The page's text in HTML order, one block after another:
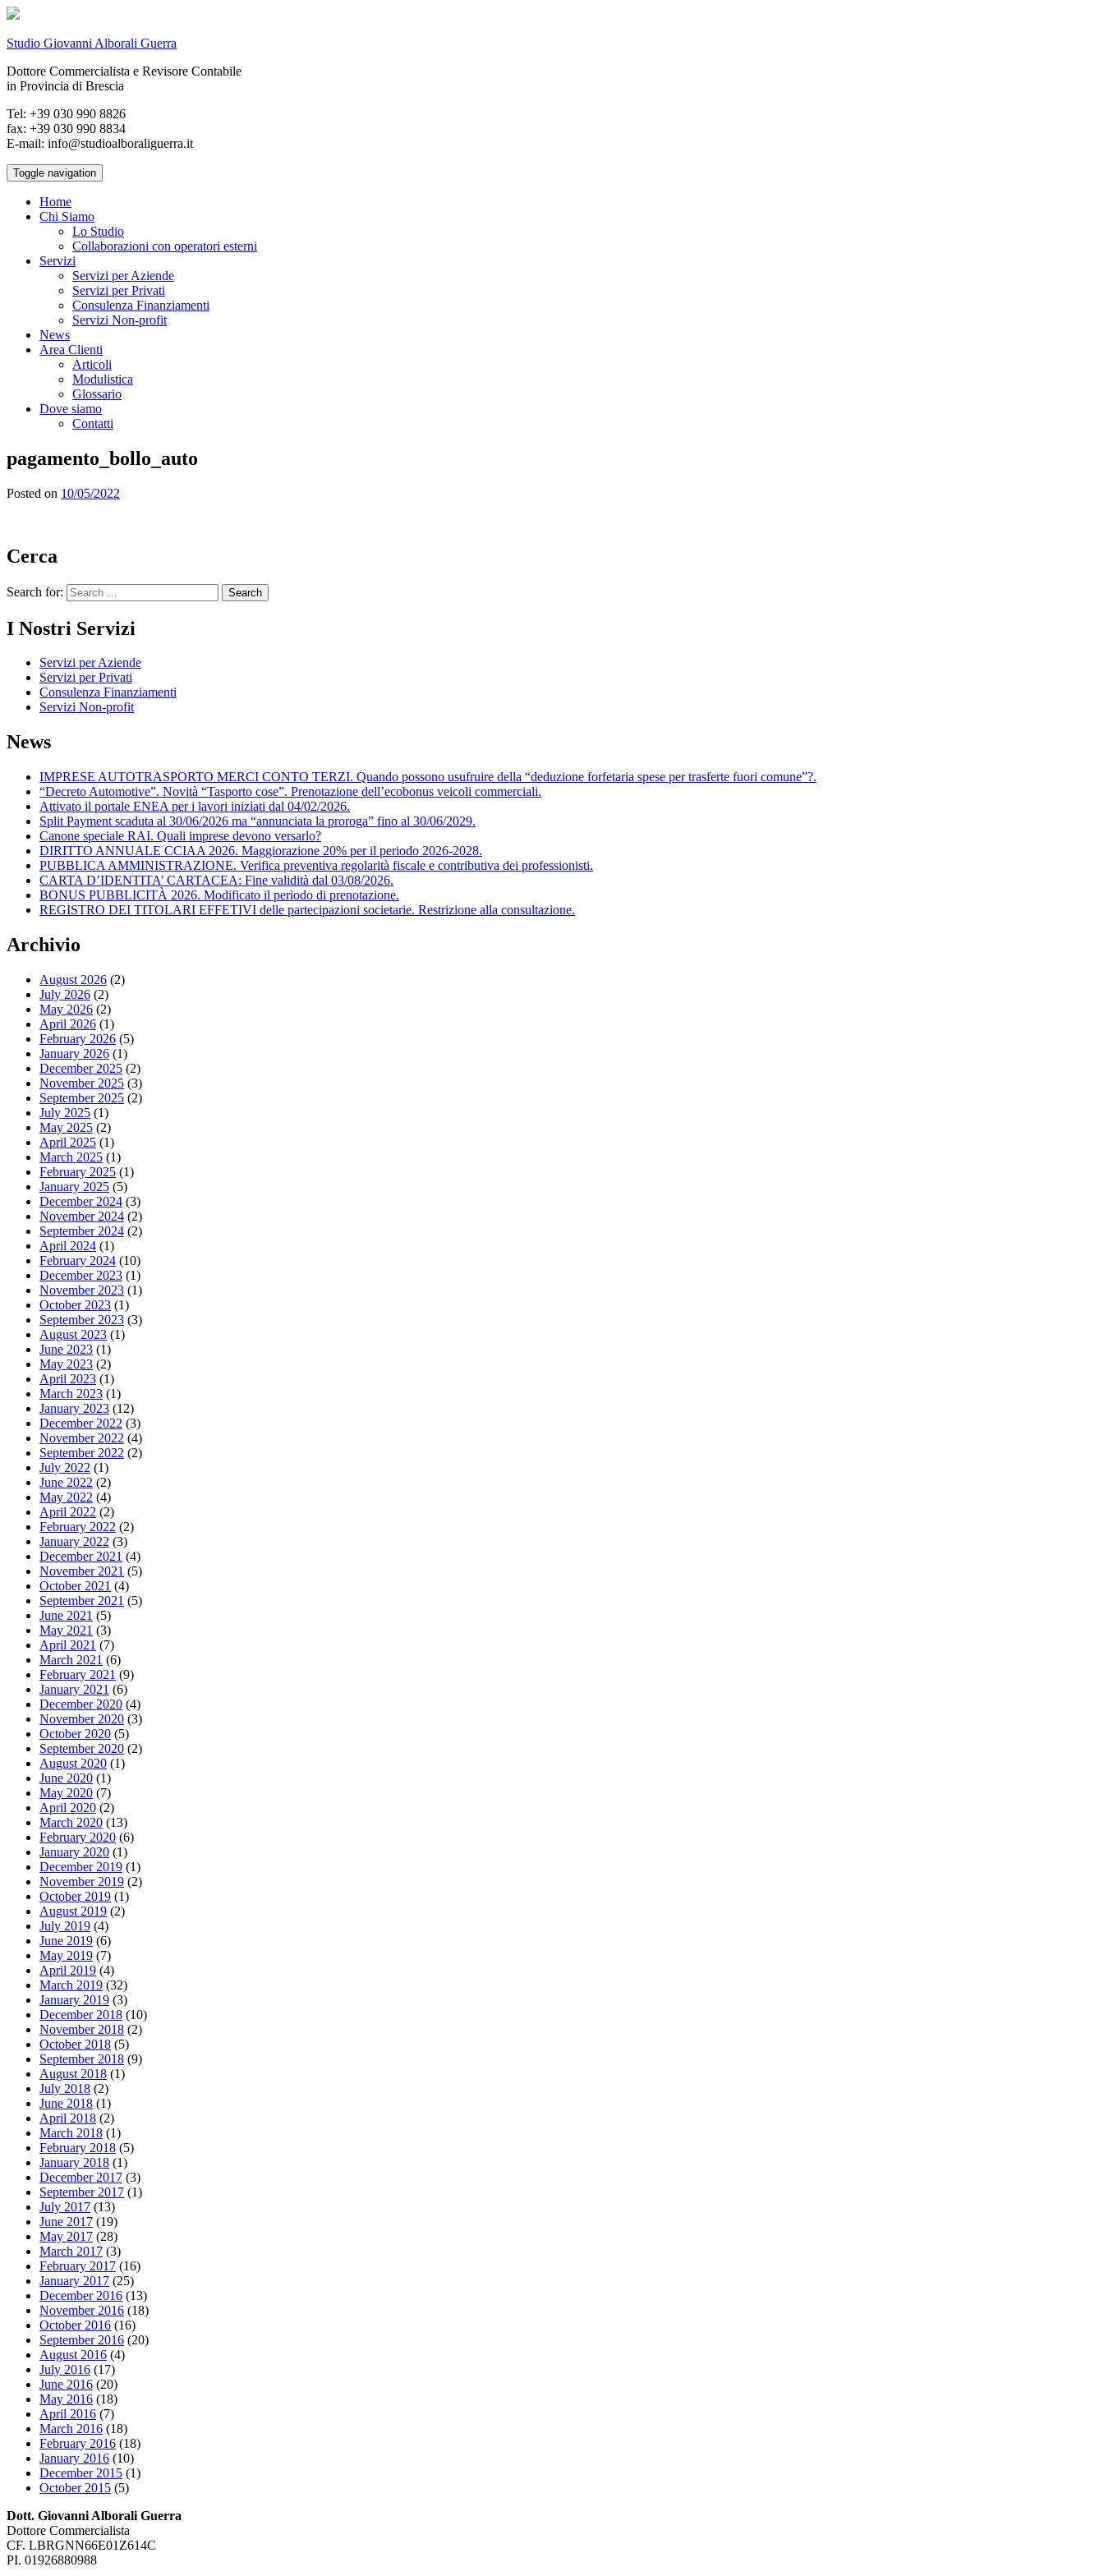
Studio Giovanni Alborali Guerra
Dottore Commercialista e Revisore Contabile
in Provincia di Brescia
Tel: +39 030 990 8826
fax: +39 030 990 8834
E-mail: info@studioalboraliguerra.it
Toggle navigation
Home
Chi Siamo
Lo Studio
Collaborazioni con operatori esterni
Servizi
Servizi per Aziende
Servizi per Privati
Consulenza Finanziamenti
Servizi Non-profit
News
Area Clienti
Articoli
Modulistica
Glossario
Dove siamo
Contatti
pagamento_bollo_auto
Posted on 10/05/2022
Cerca
Search for:
I Nostri Servizi
Servizi per Aziende
Servizi per Privati
Consulenza Finanziamenti
Servizi Non-profit
News
IMPRESE AUTOTRASPORTO MERCI CONTO TERZI. Quando possono usufruire della “deduzione forfetaria spese per trasferte fuori comune”?.
“Decreto Automotive”. Novità “Tasporto cose”. Prenotazione dell’ecobonus veicoli commerciali.
Attivato il portale ENEA per i lavori iniziati dal 04/02/2026.
Split Payment scaduta al 30/06/2026 ma “annunciata la proroga” fino al 30/06/2029.
Canone speciale RAI. Quali imprese devono versarlo?
DIRITTO ANNUALE CCIAA 2026. Maggiorazione 20% per il periodo 2026-2028.
PUBBLICA AMMINISTRAZIONE. Verifica preventiva regolarità fiscale e contributiva dei professionisti.
CARTA D’IDENTITA’ CARTACEA: Fine validità dal 03/08/2026.
BONUS PUBBLICITÀ 2026. Modificato il periodo di prenotazione.
REGISTRO DEI TITOLARI EFFETIVI delle partecipazioni societarie. Restrizione alla consultazione.
Archivio
August 2026 (2)
July 2026 (2)
May 2026 (2)
April 2026 (1)
February 2026 (5)
January 2026 (1)
December 2025 (2)
November 2025 (3)
September 2025 (2)
July 2025 (1)
May 2025 (2)
April 2025 (1)
March 2025 (1)
February 2025 (1)
January 2025 (5)
December 2024 (3)
November 2024 (2)
September 2024 (2)
April 2024 (1)
February 2024 (10)
December 2023 (1)
November 2023 (1)
October 2023 (1)
September 2023 (3)
August 2023 (1)
June 2023 (1)
May 2023 (2)
April 2023 (1)
March 2023 (1)
January 2023 (12)
December 2022 (3)
November 2022 (4)
September 2022 (2)
July 2022 (1)
June 2022 (2)
May 2022 (4)
April 2022 (2)
February 2022 (2)
January 2022 (3)
December 2021 (4)
November 2021 (5)
October 2021 (4)
September 2021 (5)
June 2021 (5)
May 2021 (3)
April 2021 (7)
March 2021 (6)
February 2021 (9)
January 2021 (6)
December 2020 (4)
November 2020 (3)
October 2020 (5)
September 2020 (2)
August 2020 (1)
June 2020 (1)
May 2020 (7)
April 2020 (2)
March 2020 (13)
February 2020 (6)
January 2020 (1)
December 2019 (1)
November 2019 (2)
October 2019 (1)
August 2019 (2)
July 2019 (4)
June 2019 (6)
May 2019 (7)
April 2019 (4)
March 2019 (32)
January 2019 (3)
December 2018 (10)
November 2018 (2)
October 2018 (5)
September 2018 (9)
August 2018 (1)
July 2018 (2)
June 2018 (1)
April 2018 (2)
March 2018 (1)
February 2018 (5)
January 2018 (1)
December 2017 (3)
September 2017 (1)
July 2017 (13)
June 2017 (19)
May 2017 (28)
March 2017 (3)
February 2017 (16)
January 2017 (25)
December 2016 (13)
November 2016 (18)
October 2016 (16)
September 2016 (20)
August 2016 (4)
July 2016 (17)
June 2016 (20)
May 2016 (18)
April 2016 (7)
March 2016 (18)
February 2016 (18)
January 2016 (10)
December 2015 (1)
October 2015 (5)
Dott. Giovanni Alborali Guerra
Dottore Commercialista
CF. LBRGNN66E01Z614C
PI. 01926880988